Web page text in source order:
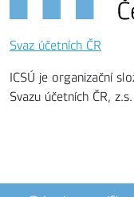
Svaz účetních ČR
ICSÚ je organizační
Svazu účetních ČR, z.s.